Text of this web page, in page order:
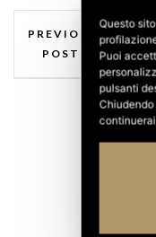
PREVIOUS
POST
Questo
Puoi
pulsanti